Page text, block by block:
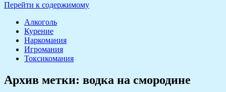
Перейти к содержимому
Алкоголь
Курение
Наркомания
Игромания
Токсикомания
Архив метки: водка на смородине